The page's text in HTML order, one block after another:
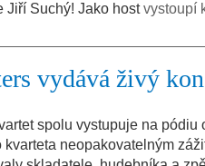
Jiří Suchý! Jako hostvystoupí
vydává živý
spolu vystupuje na
kvarteta neopakovatelným